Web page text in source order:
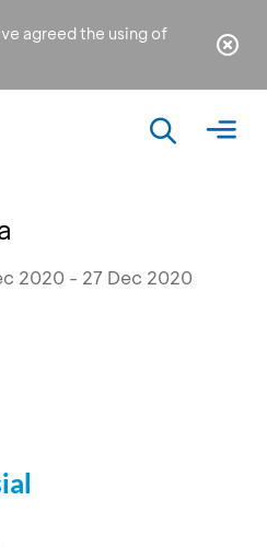
agreed the using of
2020 - 27 Dec 2020